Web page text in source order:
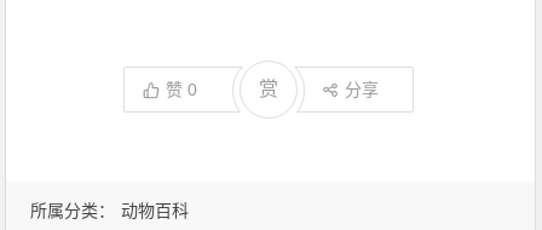
所属分类： 动物百科
赞0 赏 分享